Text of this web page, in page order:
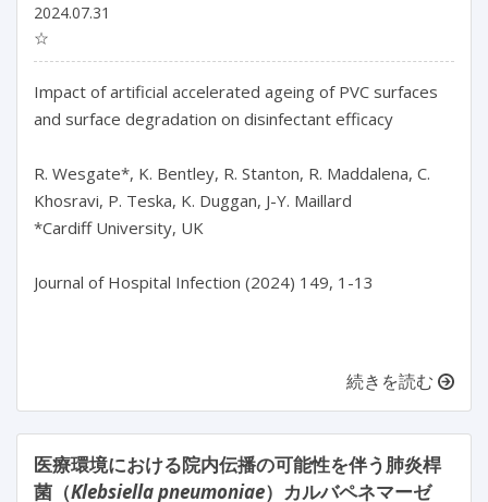
2024.07.31
☆
Impact of artificial accelerated ageing of PVC surfaces
and surface degradation on disinfectant efficacy
R. Wesgate*, K. Bentley, R. Stanton, R. Maddalena, C.
Khosravi, P. Teska, K. Duggan, J-Y. Maillard
*Cardiff University, UK
Journal of Hospital Infection (2024) 149, 1-13
続きを読む
医療環境における院内伝播の可能性を伴う肺炎桿
菌（Klebsiella pneumoniae）カルバペネマーゼ